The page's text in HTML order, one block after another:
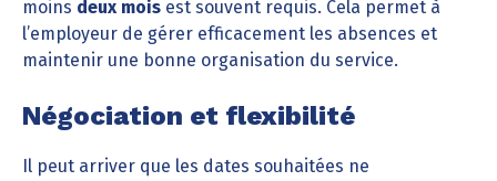
moins deux mois est souvent requis. Cela permet à
l’employeur de gérer efficacement les absences et
maintenir une bonne organisation du service.
Négociation et flexibilité
Il peut arriver que les dates souhaitées ne